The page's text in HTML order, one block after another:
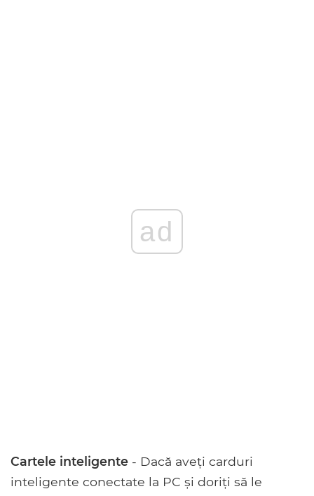
ad
Cartele inteligente - Dacă aveți carduri
inteligente conectate la PC și doriți să le